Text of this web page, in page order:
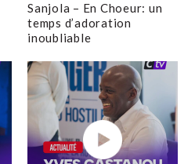
Sanjola – En Choeur: un
temps d’adoration
inoubliable